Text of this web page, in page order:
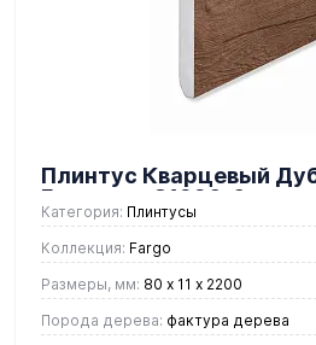
Плинтус Кварцевый
Градиент 81996-6
Категория: Плинтусы
Коллекция: Fargo
Размеры, мм: 80 х 11 х 2200
Порода дерева: фактура дерева